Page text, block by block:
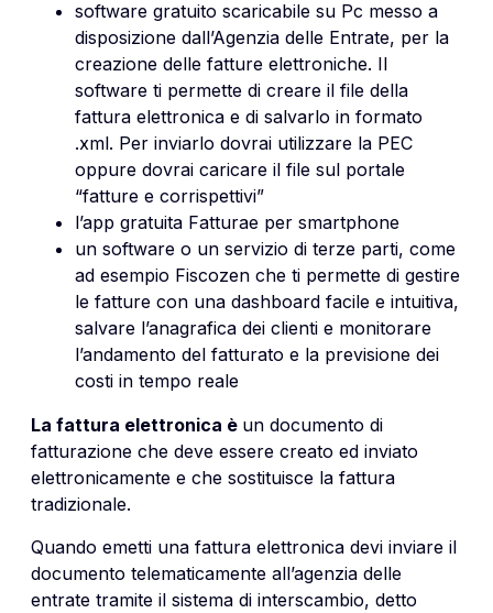
software gratuito scaricabile su Pc messo a
disposizione dall’Agenzia delle Entrate, per la
creazione delle fatture elettroniche. Il
software ti permette di creare il file della
fattura elettronica e di salvarlo in formato
.xml. Per inviarlo dovrai utilizzare la PEC
oppure dovrai caricare il file sul portale
“fatture e corrispettivi”
l’app gratuita Fatturae per smartphone
un software o un servizio di terze parti, come
ad esempio Fiscozen che ti permette di gestire
le fatture con una dashboard facile e intuitiva,
salvare l’anagrafica dei clienti e monitorare
l’andamento del fatturato e la previsione dei
costi in tempo reale
La fattura elettronica è un documento di
fatturazione che deve essere creato ed inviato
elettronicamente e che sostituisce la fattura
tradizionale.
Quando emetti una fattura elettronica devi inviare il
documento telematicamente all’agenzia delle
entrate tramite il sistema di interscambio, detto